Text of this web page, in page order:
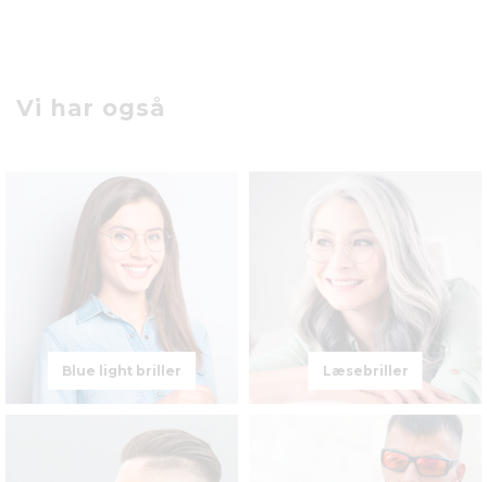
Vi har også
Blue light briller Læsebriller